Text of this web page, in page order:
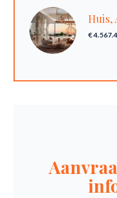
Huis,
€